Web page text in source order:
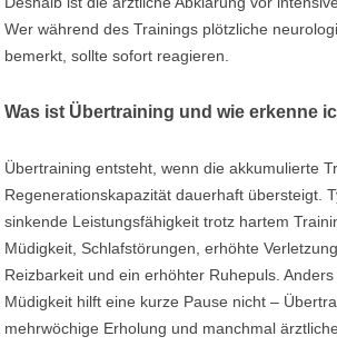
Wer während des Trainings plötzliche
bemerkt, sollte sofort reagieren.
Was ist Übertraining und wie erkenne
Übertraining entsteht, wenn die akkumulierte
Regenerationskapazität dauerhaft übersteigt.
sinkende Leistungsfähigkeit trotz hartem
Müdigkeit, Schlafstörungen, erhöhte
Reizbarkeit und ein erhöhter Ruhepuls.
Müdigkeit hilft eine kurze Pause nicht –
mehrwöchige Erholung und manchmal